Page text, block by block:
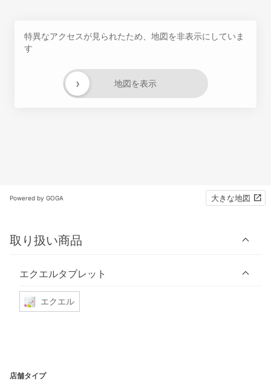
特異なアクセスが見られたため、地図を非表示にしていま
す
地図を表示
›
Powered by GOGA 大きな地図
取り扱い商品
エクエルタブレット
エクエル
店舗タイプ